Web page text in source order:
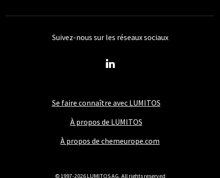
Se faire connaître avec LUMITOS
À propos de LUMITOS
À propos de chemeurope.com
Suivez-nous sur les réseaux sociaux
© 1997-2026 LUMITOS AG, All rights reserved